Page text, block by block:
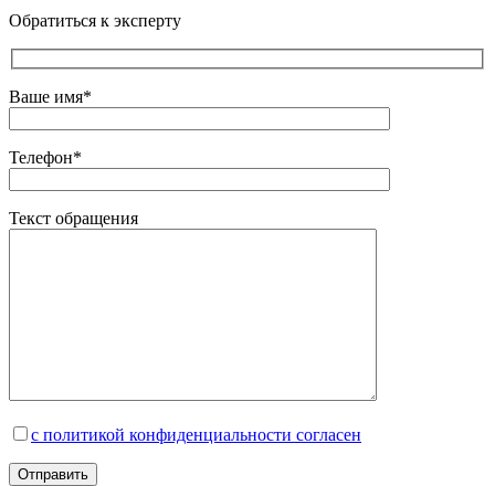
Обратиться к эксперту
Ваше имя*
Телефон*
Текст обращения
с политикой конфиденциальности согласен